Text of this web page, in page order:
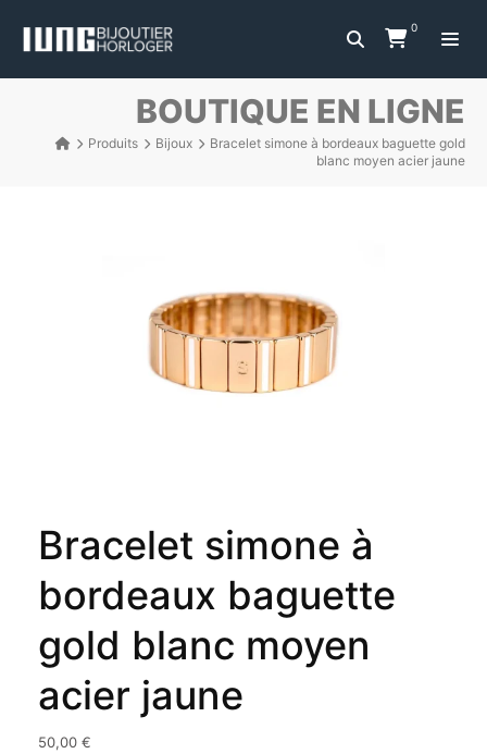
0
BOUTIQUE EN LIGNE
Produits Bijoux
Bracelet simone à bordeaux baguette gold
blanc moyen acier jaune
Bracelet simone à
bordeaux baguette
gold blanc moyen
acier jaune
50,00 €